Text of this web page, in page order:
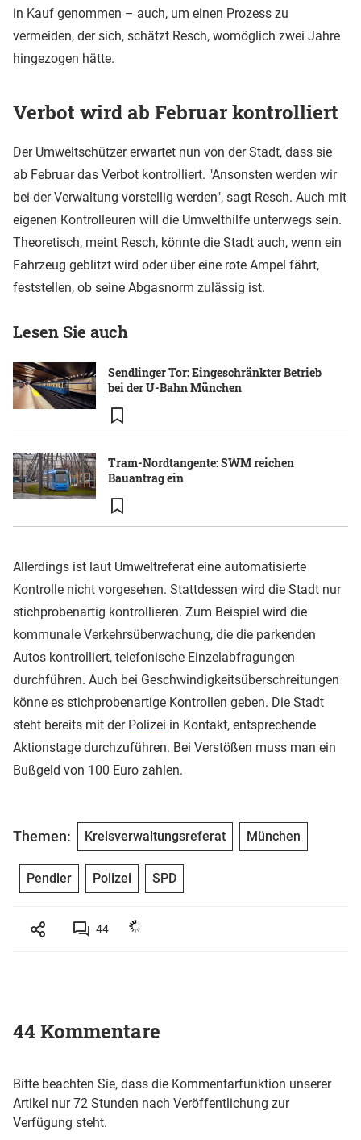
in Kauf genommen – auch, um einen Prozess zu
vermeiden, der sich, schätzt Resch, womöglich zwei Jahre
hingezogen hätte.
Verbot wird ab Februar kontrolliert
Der Umweltschützer erwartet nun von der Stadt, dass sie
ab Februar das Verbot kontrolliert. "Ansonsten werden wir
bei der Verwaltung vorstellig werden", sagt Resch. Auch mit
eigenen Kontrolleuren will die Umwelthilfe unterwegs sein.
Theoretisch, meint Resch, könnte die Stadt auch, wenn ein
Fahrzeug geblitzt wird oder über eine rote Ampel fährt,
feststellen, ob seine Abgasnorm zulässig ist.
Lesen Sie auch
Sendlinger Tor: Eingeschränkter Betrieb
bei der U-Bahn München
Tram-Nordtangente: SWM reichen
Bauantrag ein
Allerdings ist laut Umweltreferat eine automatisierte
Kontrolle nicht vorgesehen. Stattdessen wird die Stadt nur
stichprobenartig kontrollieren. Zum Beispiel wird die
kommunale Verkehrsüberwachung, die die parkenden
Autos kontrolliert, telefonische Einzelabfragungen
durchführen. Auch bei Geschwindigkeitsüberschreitungen
könne es stichprobenartige Kontrollen geben. Die Stadt
steht bereits mit der Polizei in Kontakt, entsprechende
Aktionstage durchzuführen. Bei Verstößen muss man ein
Bußgeld von 100 Euro zahlen.
Themen: Kreisverwaltungsreferat München
Pendler Polizei SPD
44
44 Kommentare
Bitte beachten Sie, dass die Kommentarfunktion unserer
Artikel nur 72 Stunden nach Veröffentlichung zur
Verfügung steht.